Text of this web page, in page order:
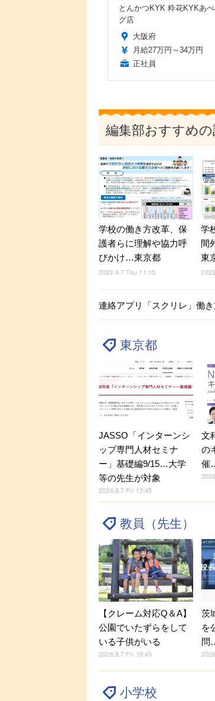
とんかつKYK 粋花KYKあ
グ店
大阪府
月給27万円～34万円
正社員
編集部おすすめの
学校の働き方改革、保
護者らに理解や協力呼
びかけ…東京都
2023.9.7 Thu 11:15
学
間
東
連絡アプリ「スクリレ」働
東京都
JASSO「インターンシ
ップ専門人材セミナ
ー」基礎編9/15…大学
等の先生が対象
2026.8.7 Fri 13:45
文
の
催
教員（先生）
【クレーム対応Q＆A】
公園でいたずらをして
いる子供がいる
2026.8.7 Fri 19:45
茨
を
問
小学校